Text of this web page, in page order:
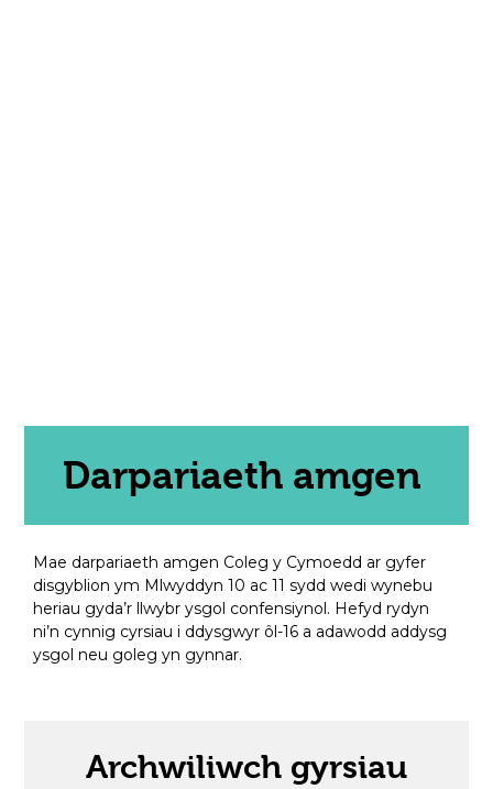
Darpariaeth amgen
Mae darpariaeth amgen Coleg y Cymoedd ar gyfer
disgyblion ym Mlwyddyn 10 ac 11 sydd wedi wynebu
heriau gyda’r llwybr ysgol confensiynol. Hefyd rydyn
ni’n cynnig cyrsiau i ddysgwyr ôl-16 a adawodd addysg
ysgol neu goleg yn gynnar.
Archwiliwch gyrsiau